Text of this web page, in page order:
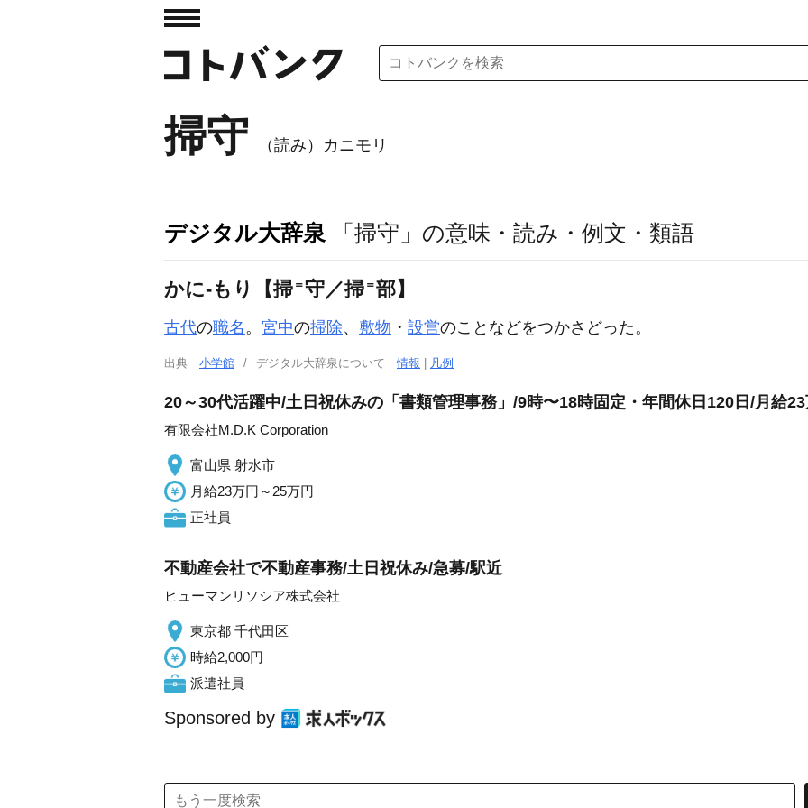
掃守 （読み）カニモリ
デジタル大辞泉 「掃守」の意味・読み・例文・類語
かに‐もり【掃 ＝守／掃 ＝部】
古代の職名 。 宮中の掃除、 敷物 ・ 設営のことなどをつかさどった。
出典 小学館 デジタル大辞泉について情報 凡例
20～30代活躍中/土日祝休みの「書類管理事務」/9時〜18時固定・年間休日120日/月給
有限会社M.D.K Corporation
富山県 射水市
月給23万円～25万円
正社員
不動産会社で不動産事務/土日祝休み/急募/駅近
ヒューマンリソシア株式会社
東京都 千代田区
時給2,000円
派遣社員
Sponsored by